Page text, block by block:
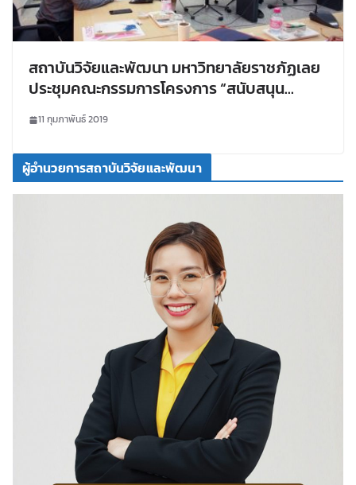
สถาบันวิจัยและพัฒนา มหาวิทยาลัยราชภัฏเลย
ประชุมคณะกรรมการโครงการ “สนับสนุน
วิชาการพัฒนาระบบเกษตรกรรมเพื่ออาหาร
ปลอดภัยโดยชุมชนท้องถิ่น”
11 กุมภาพันธ์ 2019
ผู้อำนวยการสถาบันวิจัยและพัฒนา